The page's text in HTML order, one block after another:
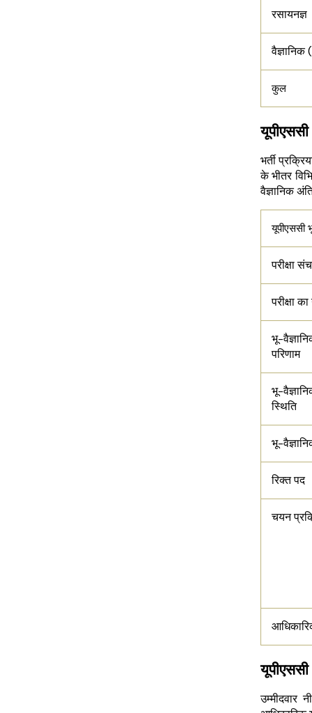
वैज्ञानिक
कुल
भर्ती
के भीतर
वैज्ञानिक
यूपीएससी
परीक्षा
परीक्षा
भू-
परिणाम
भू-
स्थिति
भू-
रिक्त पद
चयन